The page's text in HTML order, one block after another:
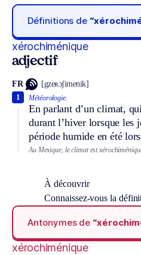
Définitions de
xérochiménique
adjectif
FR [gzeʀɔʃimenik]
Météorologie.
En parlant d’un climat,
durant l’hiver lorsque les
période humide en été
1
Au Mexique, le climat est
À découvrir
Connaissez-vous la
Antonymes de
xérochiménique